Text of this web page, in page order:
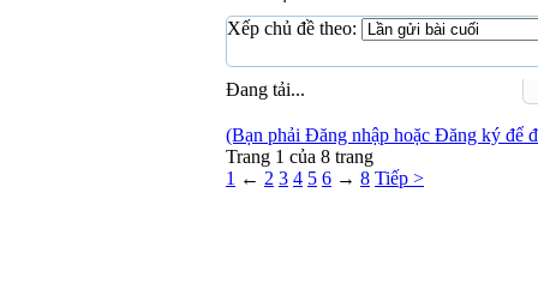
Xếp chủ đề theo:
Đang tải...
(Bạn phải Đăng nhập hoặc Đăng ký để
Trang 1 của 8 trang
1 ← 2 3 4 5 6 → 8 Tiếp >